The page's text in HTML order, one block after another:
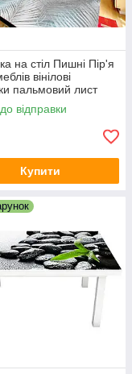
на стіл Пишні Пір'я
вінілові
пальмовий лист
600х1200 мм
відправки
Купити